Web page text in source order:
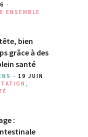
-
ENSEMBLE
bien
grâce à des
santé
- 19 JUIN
: